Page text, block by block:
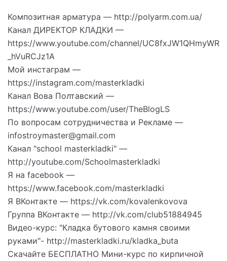
Композитная арматура — http://polyarm.com.ua/
Канал ДИРЕКТОР КЛАДКИ —
https://www.youtube.com/channel/UC8fxJW1QHmyWR
_hVuRCJz1A
Мой инстаграм —
https://instagram.com/masterkladki
Канал Вова Полтавский —
https://www.youtube.com/user/TheBlogLS
По вопросам сотрудничества и Рекламе —
infostroymaster@gmail.com
Канал "school masterkladki" —
http://youtube.com/Schoolmasterkladki
Я на facebook —
https://www.facebook.com/masterkladki
Я ВКонтакте — https://vk.com/kovalenkovova
Группа ВКонтакте — http://vk.com/club51884945
Видео-курс: "Кладка бутового камня своими
руками"- http://masterkladki.ru/kladka_buta
Скачайте БЕСПЛАТНО Мини-курс по кирпичной